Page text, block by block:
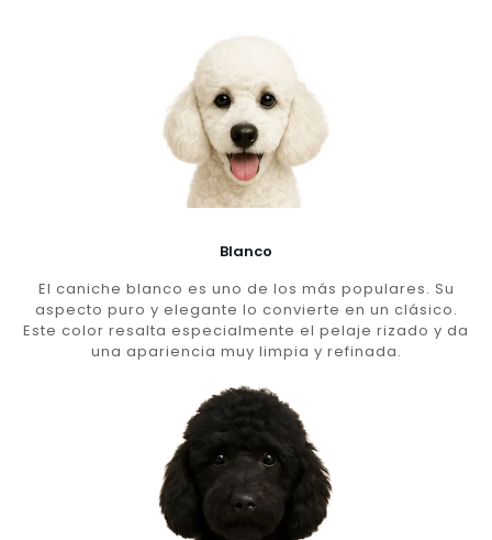
Blanco
El caniche blanco es uno de los más populares. Su
aspecto puro y elegante lo convierte en un clásico.
Este color resalta especialmente el pelaje rizado y da
una apariencia muy limpia y refinada.